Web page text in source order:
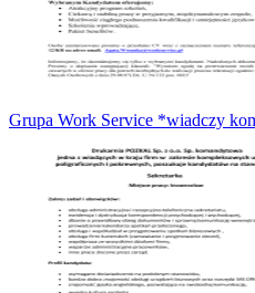
Grupa Work Service *wiadczy